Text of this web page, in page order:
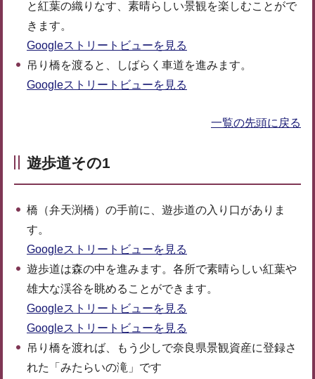
と紅葉の織りなす、素晴らしい景観を楽しむことがで
きます。
Googleストリートビューを見る
吊り橋を渡ると、しばらく車道を進みます。
Googleストリートビューを見る
一覧の先頭に戻る
遊歩道その1
橋（弁天渕橋）の手前に、遊歩道の入り口がありま
す。
Googleストリートビューを見る
遊歩道は森の中を進みます。各所で素晴らしい紅葉や
雄大な渓谷を眺めることができます。
Googleストリートビューを見る
Googleストリートビューを見る
吊り橋を渡れば、もう少しで奈良県景観資産に登録さ
れた「みたらいの滝」です